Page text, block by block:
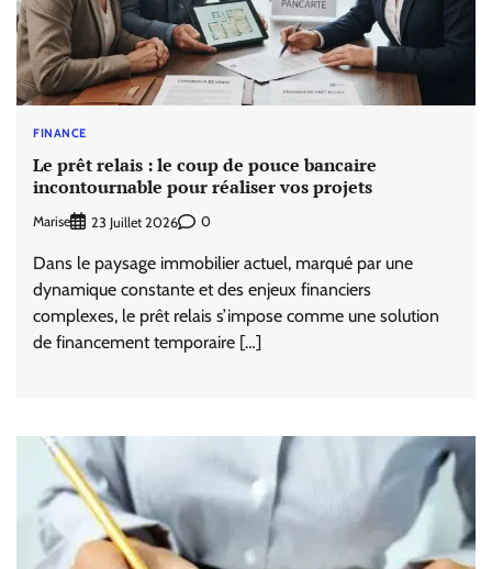
FINANCE
Le prêt relais : le coup de pouce bancaire
incontournable pour réaliser vos projets
Marise 23 Juillet 2026 0
Dans le paysage immobilier actuel, marqué par une
dynamique constante et des enjeux financiers
complexes, le prêt relais s’impose comme une solution
de financement temporaire […]